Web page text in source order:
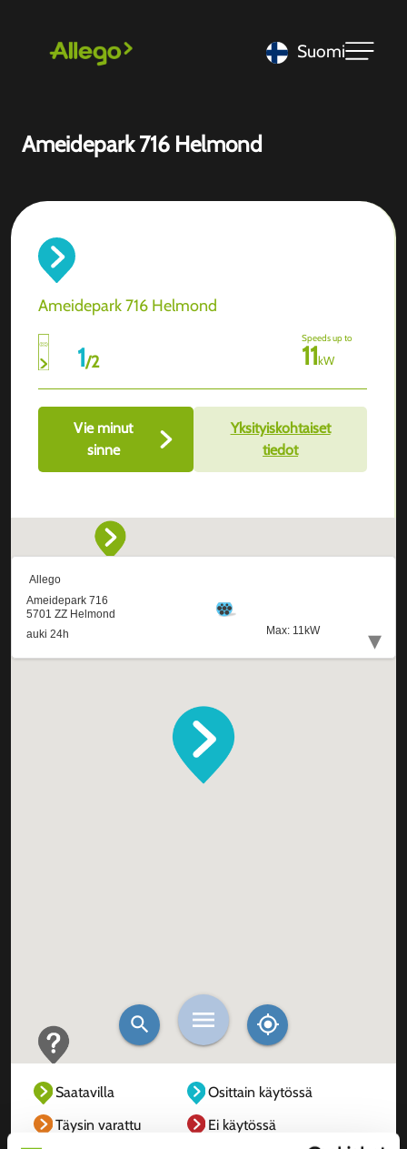
Suomi
Ameidepark 716 Helmond
Ameidepark 716 Helmond
1/2
Speeds up to
11kW
Vie minut
sinne
Yksityiskohtaiset
tiedot
Saatavilla
Osittain käytössä
Täysin varattu
Ei käytössä